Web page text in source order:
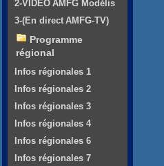
2-VIDEO AMFG Modélis
3-(En direct AMFG-TV)
Programme
régional
Infos régionales 1
Infos régionales 2
Infos régionales 3
Infos régionales 4
Infos régionales 6
Infos régionales 7